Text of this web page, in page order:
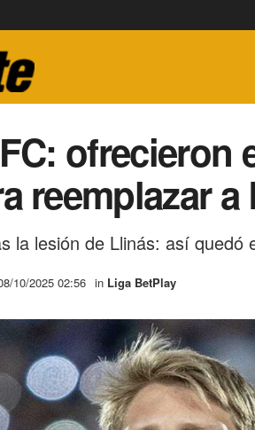
ofrecieron
reemplazar
la lesión de Llinás: así
10/2025 02:56 in Liga BetPlay